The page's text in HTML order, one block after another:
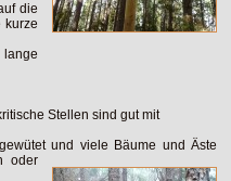
die
kurze
lange
Stellen sind gut mit
und viele Bäume und Äste
oder